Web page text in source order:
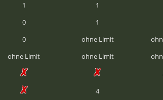
1 1
0 1
0 ohne Limit
ohne Limit ohne Limit
4